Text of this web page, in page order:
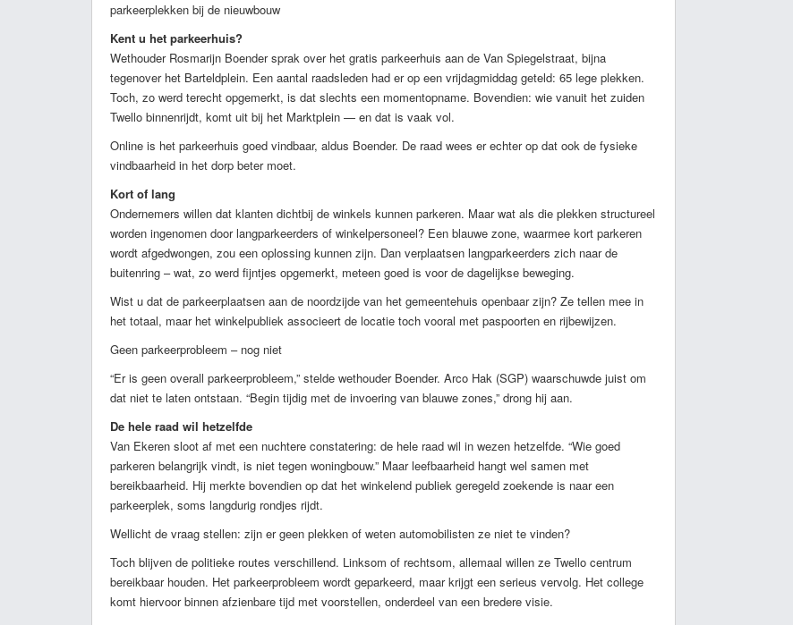
parkeerplekken bij de nieuwbouw
Kent u het parkeerhuis?
Wethouder Rosmarijn Boender sprak over het gratis parkeerhuis aan de Van Spiegelstraat, bijna
tegenover het Barteldplein. Een aantal raadsleden had er op een vrijdagmiddag geteld: 65 lege plekken.
Toch, zo werd terecht opgemerkt, is dat slechts een momentopname. Bovendien: wie vanuit het zuiden
Twello binnenrijdt, komt uit bij het Marktplein — en dat is vaak vol.
Online is het parkeerhuis goed vindbaar, aldus Boender. De raad wees er echter op dat ook de fysieke
vindbaarheid in het dorp beter moet.
Kort of lang
Ondernemers willen dat klanten dichtbij de winkels kunnen parkeren. Maar wat als die plekken structureel
worden ingenomen door langparkeerders of winkelpersoneel? Een blauwe zone, waarmee kort parkeren
wordt afgedwongen, zou een oplossing kunnen zijn. Dan verplaatsen langparkeerders zich naar de
buitenring – wat, zo werd fijntjes opgemerkt, meteen goed is voor de dagelijkse beweging.
Wist u dat de parkeerplaatsen aan de noordzijde van het gemeentehuis openbaar zijn? Ze tellen mee in
het totaal, maar het winkelpubliek associeert de locatie toch vooral met paspoorten en rijbewijzen.
Geen parkeerprobleem – nog niet
“Er is geen overall parkeerprobleem,” stelde wethouder Boender. Arco Hak (SGP) waarschuwde juist om
dat niet te laten ontstaan. “Begin tijdig met de invoering van blauwe zones,” drong hij aan.
De hele raad wil hetzelfde
Van Ekeren sloot af met een nuchtere constatering: de hele raad wil in wezen hetzelfde. “Wie goed
parkeren belangrijk vindt, is niet tegen woningbouw.” Maar leefbaarheid hangt wel samen met
bereikbaarheid. Hij merkte bovendien op dat het winkelend publiek geregeld zoekende is naar een
parkeerplek, soms langdurig rondjes rijdt.
Wellicht de vraag stellen: zijn er geen plekken of weten automobilisten ze niet te vinden?
Toch blijven de politieke routes verschillend. Linksom of rechtsom, allemaal willen ze Twello centrum
bereikbaar houden. Het parkeerprobleem wordt geparkeerd, maar krijgt een serieus vervolg. Het college
komt hiervoor binnen afzienbare tijd met voorstellen, onderdeel van een bredere visie.